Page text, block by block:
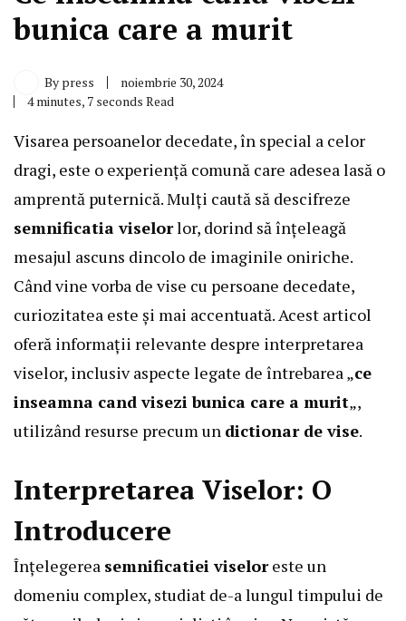
bunica care a murit
By press
noiembrie 30, 2024
4 minutes, 7 seconds Read
Visarea persoanelor decedate, în special a celor
dragi, este o experiență comună care adesea lasă o
amprentă puternică. Mulți caută să descifreze
semnificatia viselorlor, dorind să înțeleagă
mesajul ascuns dincolo de imaginile oniriche.
Când vine vorba de vise cu persoane decedate,
curiozitatea este și mai accentuată. Acest articol
oferă informații relevante despre interpretarea
viselor, inclusiv aspecte legate de întrebarea „ce
inseamna cand visezi bunica care a murit„,
utilizând resurse precum un dictionar de vise.
Interpretarea Viselor: O
Introducere
Înțelegerea semnificatiei viseloreste un
domeniu complex, studiat de-a lungul timpului de